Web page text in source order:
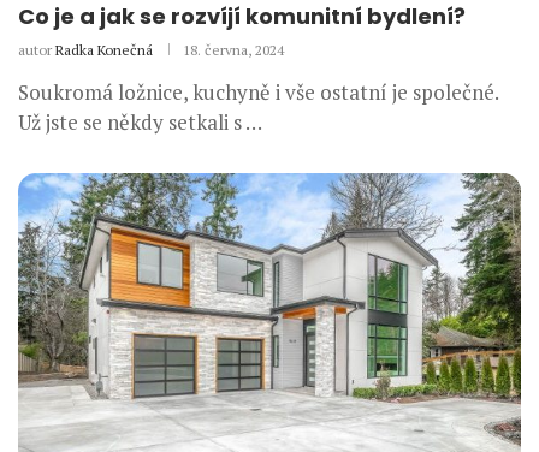
Co je a jak se rozvíjí komunitní bydlení?
autor Radka Konečná 18. června, 2024
Soukromá ložnice, kuchyně i vše ostatní je společné.
Už jste se někdy setkali s …